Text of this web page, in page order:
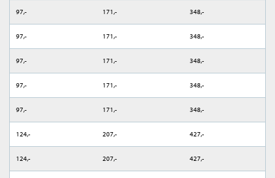
97,- 171,- 348,-
97,- 171,- 348,-
97,- 171,- 348,-
97,- 171,- 348,-
97,- 171,- 348,-
124,- 207,- 427,-
124,- 207,- 427,-